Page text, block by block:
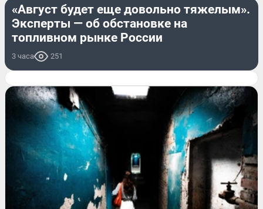
«Август будет еще довольно тяжелым».
Эксперты — об обстановке на
топливном рынке России
3 часа 251